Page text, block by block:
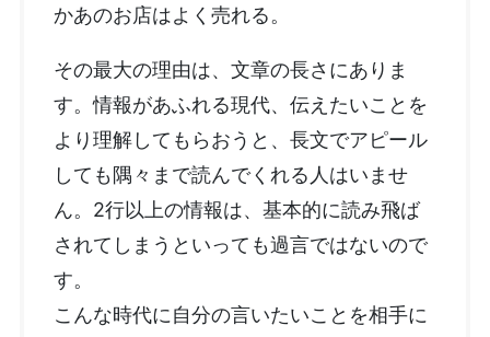
かあのお店はよく売れる。
その最大の理由は、文章の長さにありま
す。情報があふれる現代、伝えたいことを
より理解してもらおうと、長文でアピール
しても隅々まで読んでくれる人はいませ
ん。2行以上の情報は、基本的に読み飛ば
されてしまうといっても過言ではないので
す。
こんな時代に自分の言いたいことを相手に